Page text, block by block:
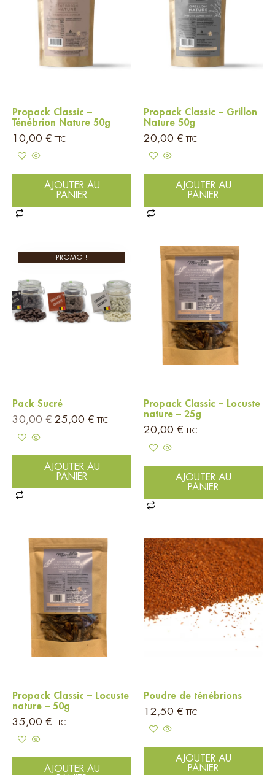
Propack Classic –
Ténébrion Nature 50g
10,00 € TTC
AJOUTER AU
PANIER
Propack Classic – Grillon
Nature 50g
20,00 € TTC
AJOUTER AU
PANIER
PROMO !
Pack Sucré
30,00€ 25,00 € TTC
AJOUTER AU
PANIER
Propack Classic – Locuste
nature – 25g
20,00 € TTC
AJOUTER AU
PANIER
Propack Classic – Locuste
nature – 50g
35,00 € TTC
AJOUTER AU
Poudre de ténébrions
12,50 € TTC
AJOUTER AU
PANIER